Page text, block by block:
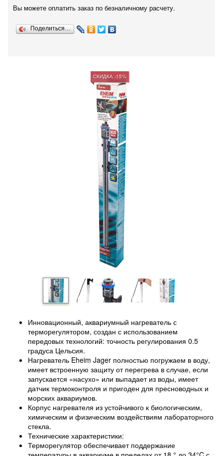
Вы можете оплатить заказ по безналичному расчету.
Поделиться…
СКИДКА -15%
Инновационный, аквариумный нагреватель с
терморегулятором, создан с использованием
передовых технологий: точность регулирования 0.5
градуса Цельсия.
Нагреватель Eheim Jager полностью погружаем в воду,
имеет встроенную защиту от перегрева в случае, если
запускается «насухо» или выпадает из воды, имеет
датчик термоконтроля и пригоден для пресноводных и
морских аквариумов.
Корпус нагревателя из устойчивого к биологическим,
химическим и физическим воздействиям лабораторного
стекла.
Технические характеристики:
Терморегулятор обеспечивает поддержание